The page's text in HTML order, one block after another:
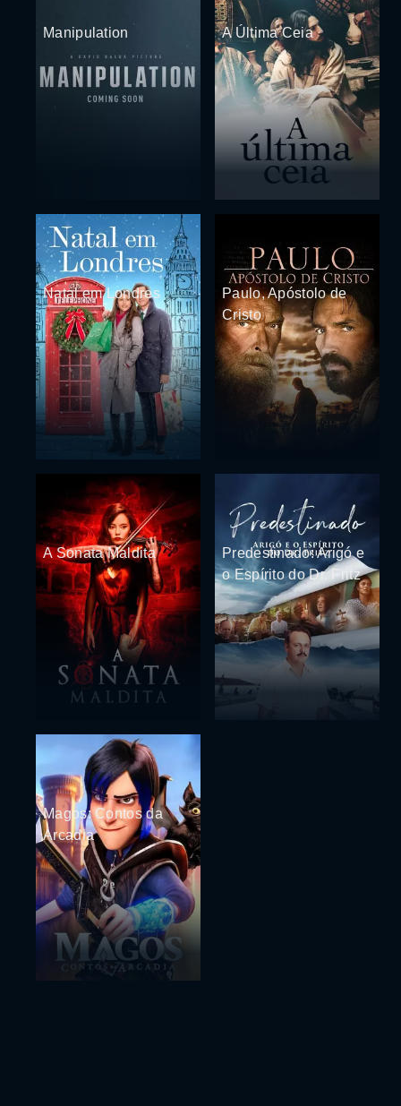
Manipulation A Última Ceia
Natal em Londres
Paulo, Apóstolo de
Cristo
A Sonata Maldita
Predestinado: Arigó e
o Espírito do Dr. Fritz
Magos: Contos da
Arcadia